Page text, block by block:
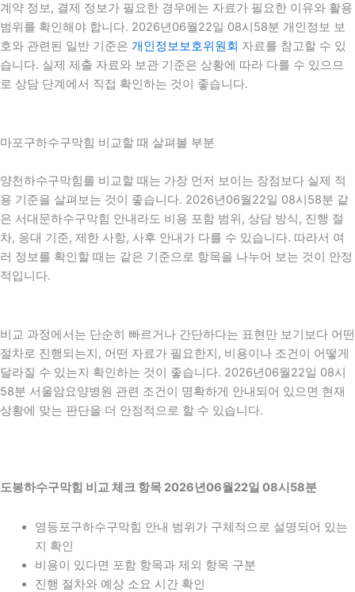
계약 정보, 결제 정보가 필요한 경우에는 자료가 필요한 이유와 활용
범위를 확인해야 합니다. 2026년06월22일 08시58분 개인정보 보
호와 관련된 일반 기준은 개인정보보호위원회 자료를 참고할 수 있
습니다. 실제 제출 자료와 보관 기준은 상황에 따라 다를 수 있으므
로 상담 단계에서 직접 확인하는 것이 좋습니다.
마포구하수구막힘 비교할 때 살펴볼 부분
양천하수구막힘를 비교할 때는 가장 먼저 보이는 장점보다 실제 적
용 기준을 살펴보는 것이 좋습니다. 2026년06월22일 08시58분 같
은 서대문하수구막힘 안내라도 비용 포함 범위, 상담 방식, 진행 절
차, 응대 기준, 제한 사항, 사후 안내가 다를 수 있습니다. 따라서 여
러 정보를 확인할 때는 같은 기준으로 항목을 나누어 보는 것이 안정
적입니다.
비교 과정에서는 단순히 빠르거나 간단하다는 표현만 보기보다 어떤
절차로 진행되는지, 어떤 자료가 필요한지, 비용이나 조건이 어떻게
달라질 수 있는지 확인하는 것이 좋습니다. 2026년06월22일 08시
58분 서울암요양병원 관련 조건이 명확하게 안내되어 있으면 현재
상황에 맞는 판단을 더 안정적으로 할 수 있습니다.
도봉하수구막힘 비교 체크 항목 2026년06월22일 08시58분
영등포구하수구막힘 안내 범위가 구체적으로 설명되어 있는
지 확인
비용이 있다면 포함 항목과 제외 항목 구분
진행 절차와 예상 소요 시간 확인